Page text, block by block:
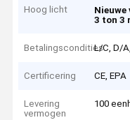
Hoog licht
3 ton 3
BetalingsconditiesL/C, D/
Certificering CE, EPA
Levering
vermogen
100